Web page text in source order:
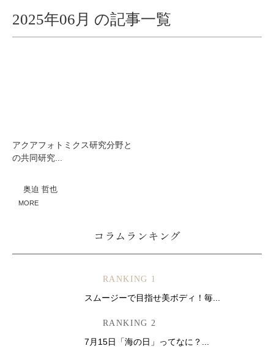
2025年06月 の記事一覧
アクアフォトミクス研究分野と
の共同研究...
奥迫 哲也
MORE
コラムランキング
RANKING 1
スムージーで目指せ美ボディ！毎...
RANKING 2
7月15日「海の日」ってなに？...